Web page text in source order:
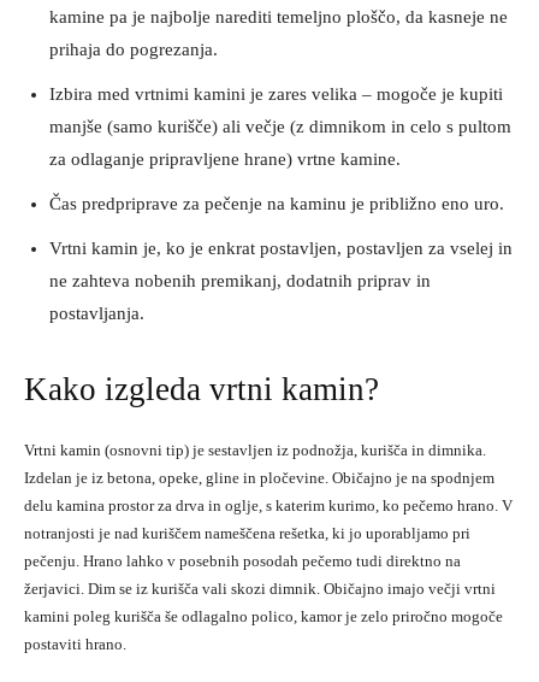
kamine pa je najbolje narediti temeljno ploščo, da kasneje ne
prihaja do pogrezanja.
Izbira med vrtnimi kamini je zares velika – mogoče je kupiti
manjše (samo kurišče) ali večje (z dimnikom in celo s pultom
za odlaganje pripravljene hrane) vrtne kamine.
Čas predpriprave za pečenje na kaminu je približno eno uro.
Vrtni kamin je, ko je enkrat postavljen, postavljen za vselej in
ne zahteva nobenih premikanj, dodatnih priprav in
postavljanja.
Kako izgleda vrtni kamin?
Vrtni kamin (osnovni tip) je sestavljen iz podnožja, kurišča in dimnika.
Izdelan je iz betona, opeke, gline in pločevine. Običajno je na spodnjem
delu kamina prostor za drva in oglje, s katerim kurimo, ko pečemo hrano. V
notranjosti je nad kuriščem nameščena rešetka, ki jo uporabljamo pri
pečenju. Hrano lahko v posebnih posodah pečemo tudi direktno na
žerjavici. Dim se iz kurišča vali skozi dimnik. Običajno imajo večji vrtni
kamini poleg kurišča še odlagalno polico, kamor je zelo priročno mogoče
postaviti hrano.